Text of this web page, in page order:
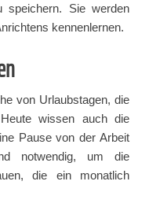
speichern. Sie werden
kennenlernen.
von Urlaubstagen, die
wissen auch die
Pause von der Arbeit
notwendig, um die
die ein monatlich